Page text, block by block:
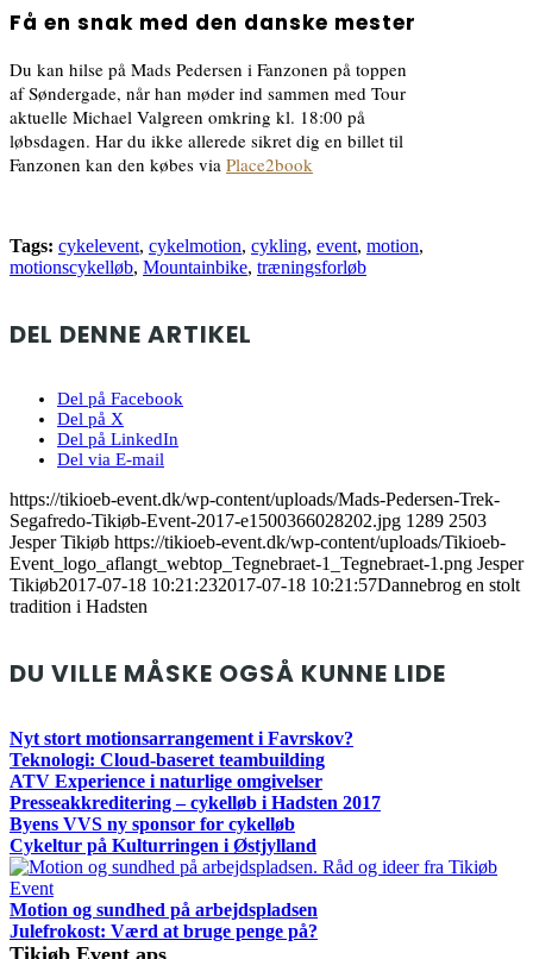
Få en snak med den danske mester
Du kan hilse på Mads Pedersen i Fanzonen på toppen
af Søndergade, når han møder ind sammen med Tour
aktuelle Michael Valgreen omkring kl. 18:00 på
løbsdagen. Har du ikke allerede sikret dig en billet til
Fanzonen kan den købes via Place2book
Tags: cykelevent, cykelmotion, cykling, event, motion,
motionscykelløb, Mountainbike, træningsforløb
DEL DENNE ARTIKEL
Del på Facebook
Del på X
Del på LinkedIn
Del via E-mail
https://tikioeb-event.dk/wp-content/uploads/Mads-Pedersen-Trek-
Segafredo-Tikiøb-Event-2017-e1500366028202.jpg 1289 2503
Jesper Tikiøb https://tikioeb-event.dk/wp-content/uploads/Tikioeb-
Event_logo_aflangt_webtop_Tegnebraet-1_Tegnebraet-1.png Jesper
Tikiøb2017-07-18 10:21:232017-07-18 10:21:57Dannebrog en stolt
tradition i Hadsten
DU VILLE MÅSKE OGSÅ KUNNE LIDE
Nyt stort motionsarrangement i Favrskov?
Teknologi: Cloud-baseret teambuilding
ATV Experience i naturlige omgivelser
Presseakkreditering – cykelløb i Hadsten 2017
Byens VVS ny sponsor for cykelløb
Cykeltur på Kulturringen i Østjylland
Motion og sundhed på arbejdspladsen
Julefrokost: Værd at bruge penge på?
Tikiøb Event aps